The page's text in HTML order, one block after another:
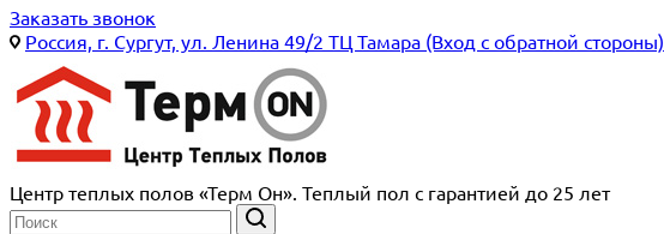
Заказать звонок
Россия, г. Сургут, ул. Ленина 49/2 ТЦ Тамара (Вход с обратной стороны)
Центр теплых полов «Терм Он». Теплый пол с гарантией до 25 лет